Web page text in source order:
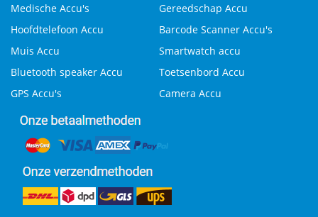
Medische Accu's
Gereedschap Accu
Hoofdtelefoon Accu
Barcode Scanner Accu's
Muis Accu
Smartwatch accu
Bluetooth speaker Accu
Toetsenbord Accu
GPS Accu's
Camera Accu